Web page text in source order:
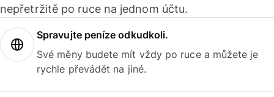
nepřetržitě po ruce na jednom účtu.
Spravujte peníze odkudkoli.
Své měny budete mít vždy po ruce a můžete je
rychle převádět na jiné.